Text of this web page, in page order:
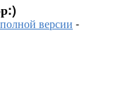
версии -